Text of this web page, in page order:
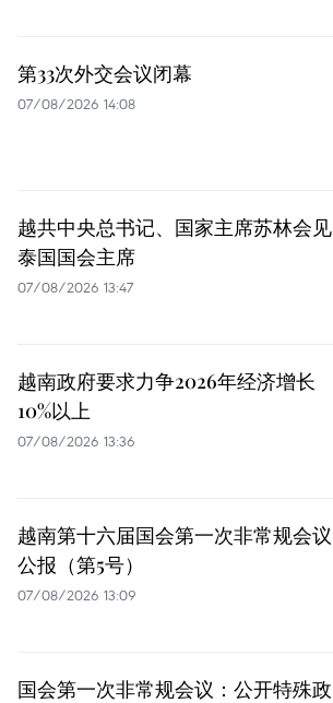
第33次外交会议闭幕
07/08/2026 14:08
越共中央总书记、国家主席苏林会见
泰国国会主席
07/08/2026 13:47
越南政府要求力争2026年经济增长
10%以上
07/08/2026 13:36
越南第十六届国会第一次非常规会议
公报（第5号）
07/08/2026 13:09
国会第一次非常规会议：公开特殊政